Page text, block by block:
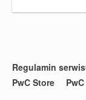
Regulamin
PwC Store